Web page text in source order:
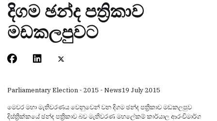
දිගම ඡන්ද පත්‍රිකාව
මඩකලපුවට
Parliamentary Election - 2015 - News19 July 2015
මෙවර මහා මැතිවරණය වෙනුවෙන් වන දිගම ඡන්ද පත්‍රිකාව මඩකලපුව
දිස්ත්‍රික්කයේ ඡන්ද පත්‍රිකාව බව මැතිවරණ මහලේකම් කාර්යාල ආරංචිමාර්ග